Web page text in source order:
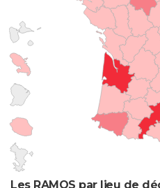
Les RAMOS par lieu de